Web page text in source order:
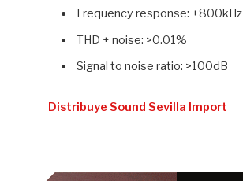
Frequency response: +800kHz
THD + noise: >0.01%
Signal to noise ratio: >100dB
Distribuye Sound Sevilla Import